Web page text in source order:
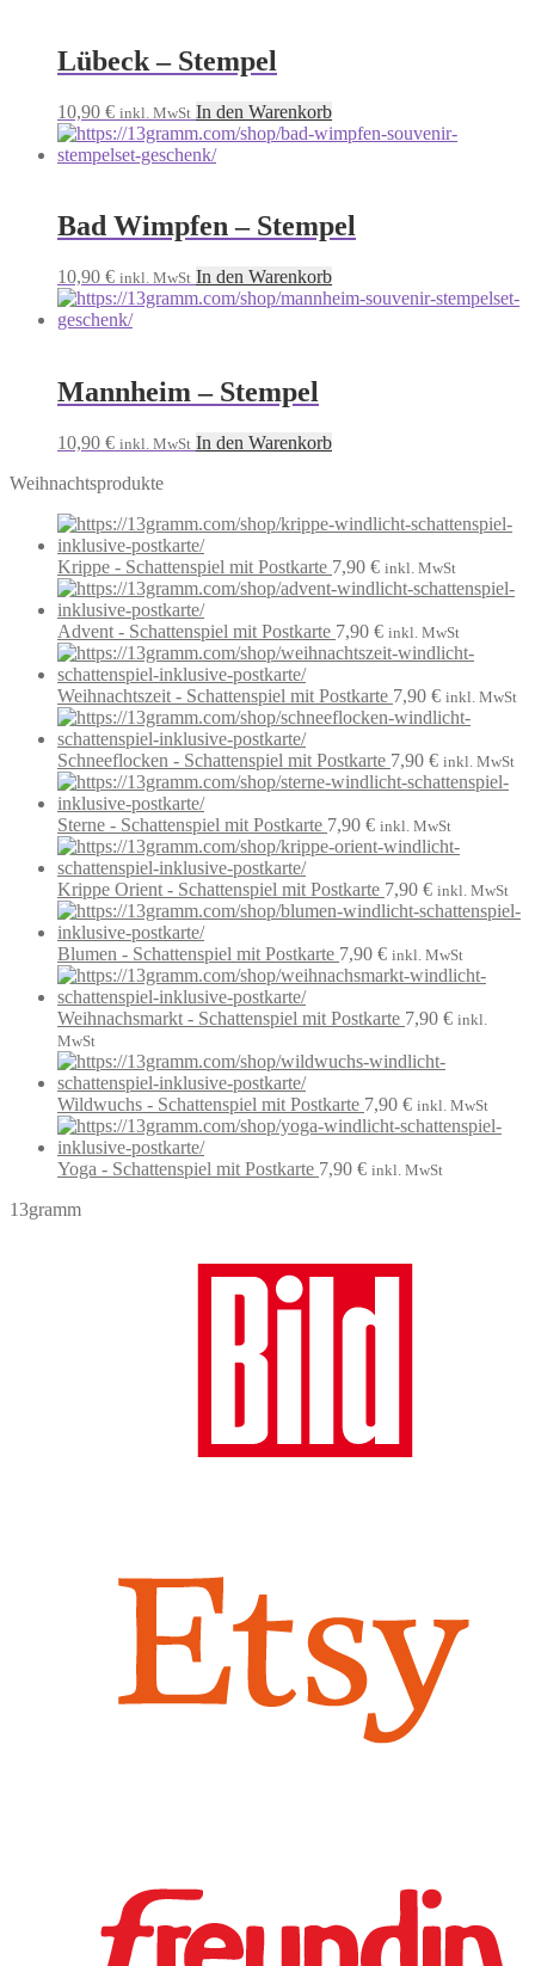
Lübeck – Stempel
10,90 € inkl. MwSt In den Warenkorb
Bad Wimpfen – Stempel
10,90 € inkl. MwSt In den Warenkorb
Mannheim – Stempel
10,90 € inkl. MwSt In den Warenkorb
Weihnachtsprodukte
Krippe - Schattenspiel mit Postkarte 7,90 € inkl. MwSt
Advent - Schattenspiel mit Postkarte 7,90 € inkl. MwSt
Weihnachtszeit - Schattenspiel mit Postkarte 7,90 € inkl. MwSt
Schneeflocken - Schattenspiel mit Postkarte 7,90 € inkl. MwSt
Sterne - Schattenspiel mit Postkarte 7,90 € inkl. MwSt
Krippe Orient - Schattenspiel mit Postkarte 7,90 € inkl. MwSt
Blumen - Schattenspiel mit Postkarte 7,90 € inkl. MwSt
Weihnachsmarkt - Schattenspiel mit Postkarte 7,90 € inkl.
MwSt
Wildwuchs - Schattenspiel mit Postkarte 7,90 € inkl. MwSt
Yoga - Schattenspiel mit Postkarte 7,90 € inkl. MwSt
13gramm